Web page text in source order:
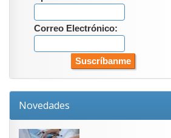
Correo Electrónico:
Novedades